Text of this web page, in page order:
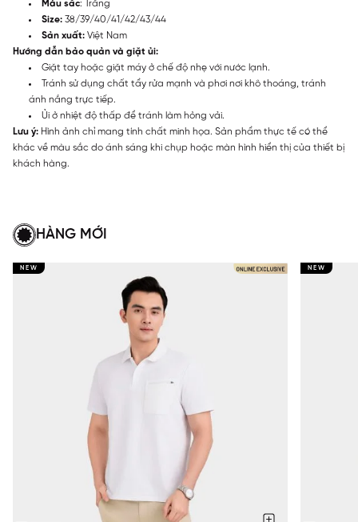
Màu sắc: Trắng
Size: 38/39/40/41/42/43/44
Sản xuất: Việt Nam
Hướng dẫn bảo quản và giặt ủi:
Giặt tay hoặc giặt máy ở chế độ nhẹ với nước lạnh.
Tránh sử dụng chất tẩy rửa mạnh và phơi nơi khô thoáng, tránh
ánh nắng trực tiếp.
Ủi ở nhiệt độ thấp để tránh làm hỏng vải.
Lưu ý: Hình ảnh chỉ mang tính chất minh họa. Sản phẩm thực tế có thể
khác về màu sắc do ánh sáng khi chụp hoặc màn hình hiển thị của thiết bị
khách hàng.
HÀNG MỚI
NEW NEW